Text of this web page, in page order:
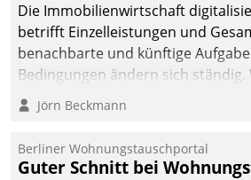
Die Immobilienwirtschaft
betrifft Einzelleistungen und
benachbarte und künftige
Bedingungen ändern sich ständig.
technisch die Kontrolle wahren
fürs Wachsen öffnen?
Jörn Beckmann
Berliner Wohnungstauschportal
Guter Schnitt bei